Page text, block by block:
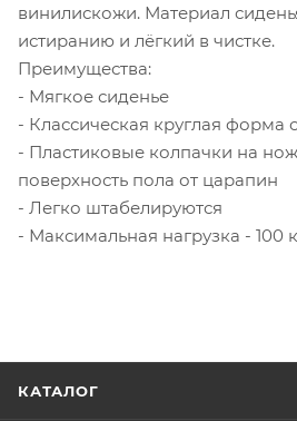
винилискожи. Материал
истиранию и лёгкий в чистке.
Преимущества:
- Мягкое сиденье
- Классическая круглая форма
- Пластиковые колпачки на
поверхность пола от царапин
- Легко штабелируются
- Максимальная нагрузка - 100
КАТАЛОГ